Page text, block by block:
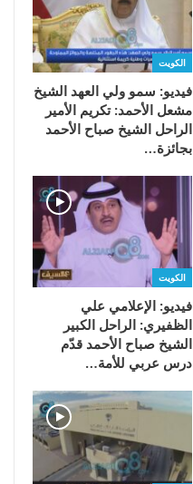
الكويت
فيديو: سمو ولي العهد الشيخ
مشعل الأحمد: تكريم الأمير
الراحل الشيخ صباح الأحمد
بجائزة…
الكويت
فيديو: الإعلامي علي
الظفيري: الراحل الكبير
الشيخ صباح الأحمد قدّم
درس عربي للأمة…